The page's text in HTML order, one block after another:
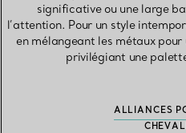
significative ou une large
l’attention. Pour un style
en mélangeant les métaux
privilégiant une
ALLIANCES